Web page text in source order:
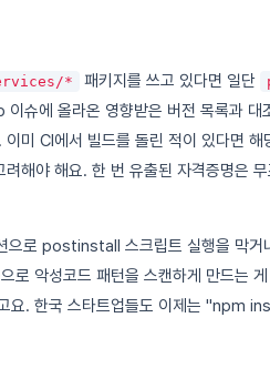
* 패키지를 쓰고 있다면 일단
슈에 올라온 영향받은 버전 목록과 대
미 CI에서 빌드를 돌린 적이 있다면
해야 해요. 한 번 유출된 자격증명은
으로 postinstall 스크립트 실행을 막
로 악성코드 패턴을 스캔하게 만드는
요. 한국 스타트업들도 이제는 "npm